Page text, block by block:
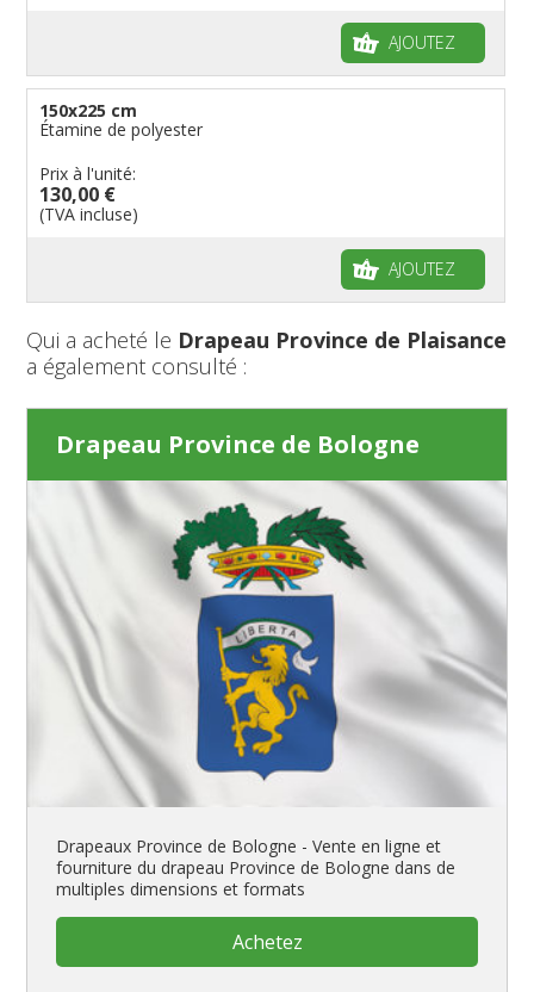
AJOUTEZ
150x225 cm
Étamine de polyester
Prix à l'unité:
130,00 €
(TVA incluse)
AJOUTEZ
Qui a acheté le Drapeau Province de Plaisance
a également consulté :
Drapeau Province de Bologne
Drapeaux Province de Bologne - Vente en ligne et
fourniture du drapeau Province de Bologne dans de
multiples dimensions et formats
Achetez